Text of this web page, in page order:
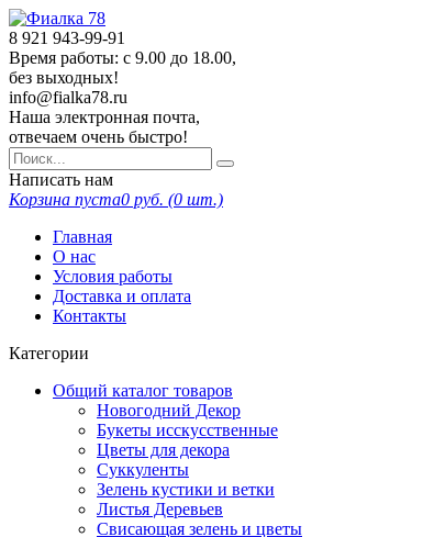
8 921 943-99-91
Время работы: с 9.00 до 18.00,
без выходных!
info@fialka78.ru
Наша электронная почта,
отвечаем очень быстро!
Написать нам
Корзина пуста0 руб. (0 шт.)
Главная
О нас
Условия работы
Доставка и оплата
Контакты
Категории
Общий каталог товаров
Новогодний Декор
Букеты исскусственные
Цветы для декора
Суккуленты
Зелень кустики и ветки
Листья Деревьев
Свисающая зелень и цветы